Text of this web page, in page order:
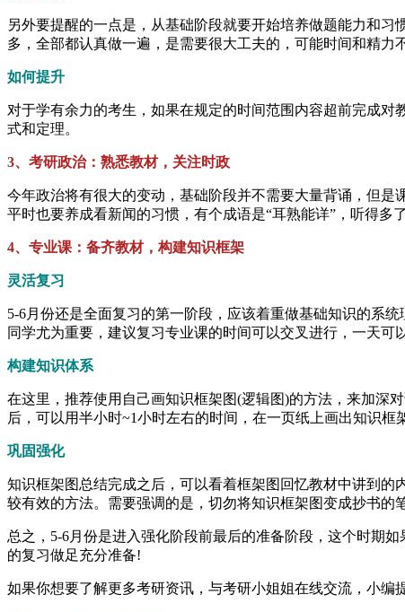
另外要提醒的一点是，从基础阶段就要开始培养做题能力和
多，全部都认真做一遍，是需要很大工夫的，可能时间和精力
如何提升
对于学有余力的考生，如果在规定的时间范围内容超前完成
式和定理。
3、考研政治：熟悉教材，关注时政
今年政治将有很大的变动，基础阶段并不需要大量背诵，但是
平时也要养成看新闻的习惯，有个成语是“耳熟能详”，听得多
4、专业课：备齐教材，构建知识框架
灵活复习
5-6月份还是全面复习的第一阶段，应该着重做基础知识的系
同学尤为重要，建议复习专业课的时间可以交叉进行，一天可
构建知识体系
在这里，推荐使用自己画知识框架图(逻辑图)的方法，来加深
后，可以用半小时~1小时左右的时间，在一页纸上画出知识
巩固强化
知识框架图总结完成之后，可以看着框架图回忆教材中讲到
较有效的方法。需要强调的是，切勿将知识框架图变成抄书的
总之，5-6月份是进入强化阶段前最后的准备阶段，这个时期
的复习做足充分准备!
如果你想要了解更多考研资讯，与考研小姐姐在线交流，小编